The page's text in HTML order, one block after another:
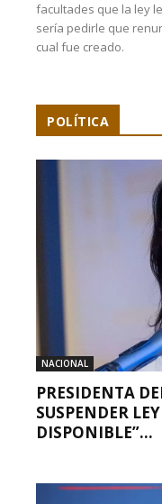
facultades que la ley
sería pedirle que
cual fue creado.
POLÍTICA
NACIONAL
PRESIDENTA
SUSPENDER
DISPONIBLE”...